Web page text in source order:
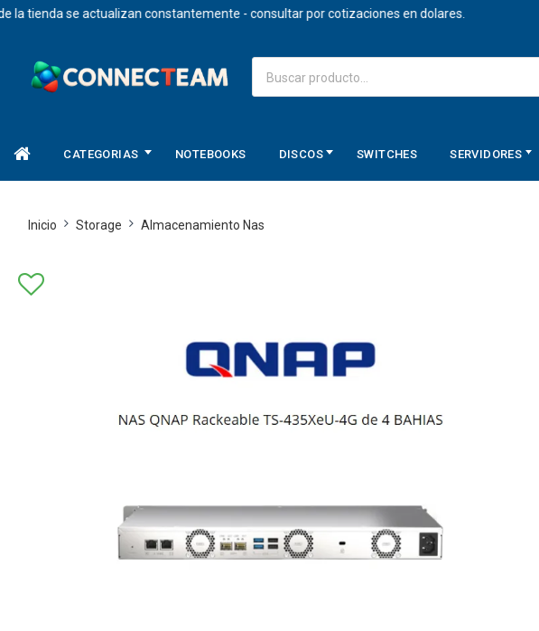
se actualizan constantemente - consultar por cotizaciones en dolares.
CATEGORIAS NOTEBOOKS DISCOS SWITCHES SERVIDORES
Inicio Storage Almacenamiento Nas